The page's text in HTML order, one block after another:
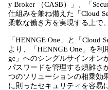
y Broker （CASB）」、「
仕組みを兼ね備えた「Cloud
柔軟な働き方を実現する上で
「HENNGE One」と「Cloud
より、「HENNGE One」を利
ge」へのシングルサインオン
パスワードを管理する煩雑さ
つのソリューションの相乗効
に則ったセキュリティを容易